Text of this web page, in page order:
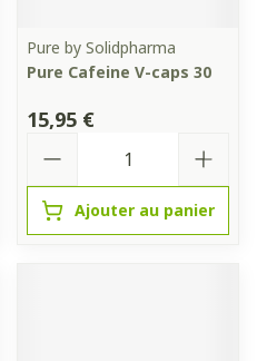
Pure by Solidpharma
Pure Cafeine V-caps 30
15,95 €
Ajouter au panier